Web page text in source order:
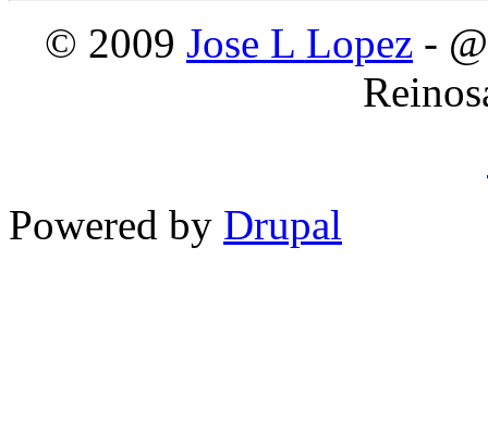
© 2009 Jose L Lopez -
Powered by Drupal